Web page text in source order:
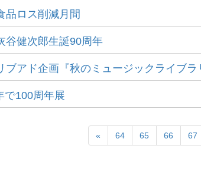
品ロス削減月間
谷健次郎生誕90周年
ブアド企画『秋のミュージックライブラ
で100周年展
« 64 65 66 67